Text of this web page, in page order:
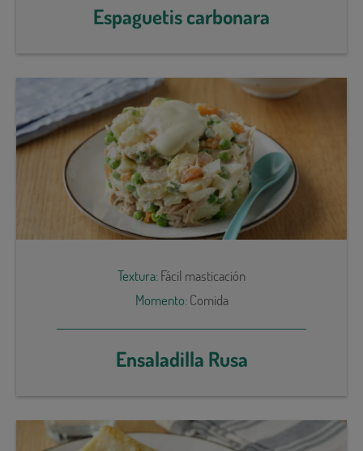
Espaguetis carbonara
Textura:Fácil masticación
Momento:Comida
Ensaladilla Rusa